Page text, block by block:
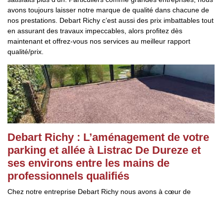
avons toujours laisser notre marque de qualité dans chacune de
nos prestations. Debart Richy c’est aussi des prix imbattables tout
en assurant des travaux impeccables, alors profitez dès
maintenant et offrez-vous nos services au meilleur rapport
qualité/prix.
Debart Richy : L’aménagement de votre
parking et allée à Listrac De Dureze et
ses environs entre les mains de
professionnels qualifiés
Chez notre entreprise Debart Richy nous avons à cœur de